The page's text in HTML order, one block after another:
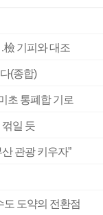
檢 기피와 대조
(종합)
초 통폐합 기로
꺾일 듯
관광 키우자”
도 도약의 전환점